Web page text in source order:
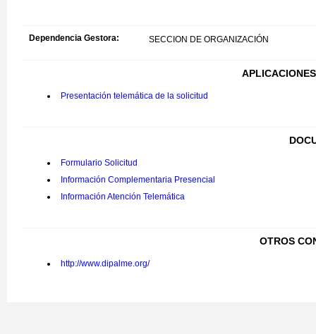
Dependencia Gestora: SECCION DE ORGANIZACIÓN
Presentación telemática de la solicitud
Formulario Solicitud
Información Complementaria Presencial
Información Atención Telemática
OTROS
http://www.dipalme.org/